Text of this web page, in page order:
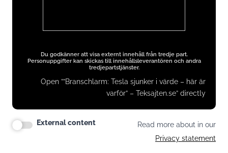
Du godkänner att visa externt innehåll från tredje part.
Personuppgifter kan skickas till innehållsleverantören och andra
tredjepartstjänster.
Open ””Branschlarm: Tesla sjunker i värde – här är
varför” – Teksajten.se” directly
External content
Read more about in our
Privacy statement